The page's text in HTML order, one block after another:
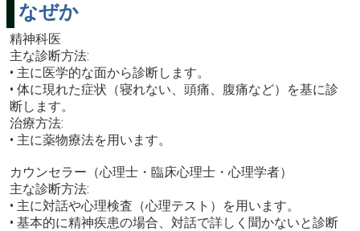
なぜか
精神科医
主な診断方法:
• 主に医学的な面から診断します。
• 体に現れた症状（寝れない、頭痛、腹痛など）を基に診
断します。
治療方法:
• 主に薬物療法を用います。
カウンセラー（心理士・臨床心理士・心理学者）
主な診断方法:
• 主に対話や心理検査（心理テスト）を用います。
• 基本的に精神疾患の場合、対話で詳しく聞かないと診断